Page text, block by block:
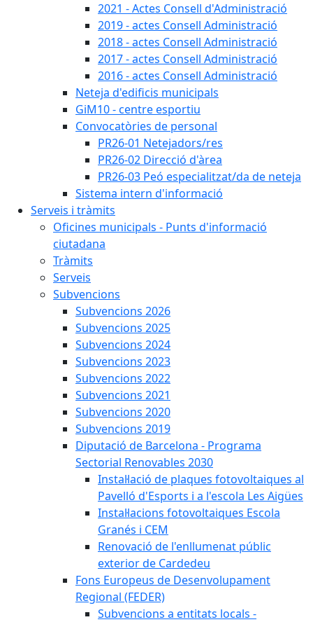
2021 - Actes Consell d'Administració
2019 - actes Consell Administració
2018 - actes Consell Administració
2017 - actes Consell Administració
2016 - actes Consell Administració
Neteja d'edificis municipals
GiM10 - centre esportiu
Convocatòries de personal
PR26-01 Netejadors/res
PR26-02 Direcció d'àrea
PR26-03 Peó especialitzat/da de neteja
Sistema intern d'informació
Serveis i tràmits
Oficines municipals - Punts d'informació
ciutadana
Tràmits
Serveis
Subvencions
Subvencions 2026
Subvencions 2025
Subvencions 2024
Subvencions 2023
Subvencions 2022
Subvencions 2021
Subvencions 2020
Subvencions 2019
Diputació de Barcelona - Programa
Sectorial Renovables 2030
Instal·lació de plaques fotovoltaiques al
Pavelló d'Esports i a l'escola Les Aigües
Instal·lacions fotovoltaiques Escola
Granés i CEM
Renovació de l'enllumenat públic
exterior de Cardedeu
Fons Europeus de Desenvolupament
Regional (FEDER)
Subvencions a entitats locals -